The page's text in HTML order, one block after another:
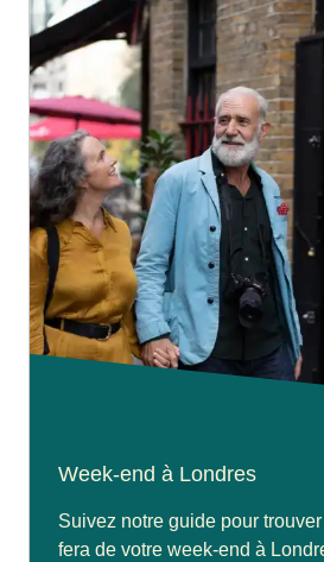
Week-end à Londres
Suivez notre guide pour
fera de votre week-end à